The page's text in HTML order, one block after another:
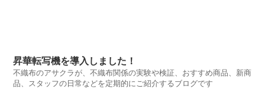
昇華転写機を導入しました！
不織布のアサクラが、不織布関係の実験や検証、おすすめ商品、新商
品、スタッフの日常などを定期的にご紹介するブログです